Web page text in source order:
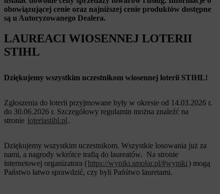
obowiązującej cenie oraz najniższej cenie produktów dostępne
są u Autoryzowanego Dealera.
LAUREACI WIOSENNEJ LOTERII
STIHL
Dziękujemy wszystkim uczestnikom wiosennej loterii STIHL!
Zgłoszenia do loterii przyjmowane były w okresie od 14.03.2026 r.
do 30.06.2026 r. Szczegółowy regulamin można znaleźć na
stronie loteriastihl.pl.
Dziękujemy wszystkim uczestnikom. Wszystkie losowania już za
nami, a nagrody wkrótce trafią do laureatów. Na stronie
internetowej organizatora (https://wyniki.smolar.pl/#wyniki) mogą
Państwo łatwo sprawdzić, czy byli Pańśtwo lauretami.